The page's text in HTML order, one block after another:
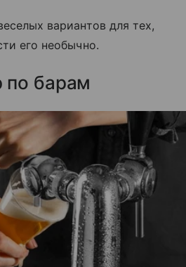
вариантов для тех,
его необычно.
по барам